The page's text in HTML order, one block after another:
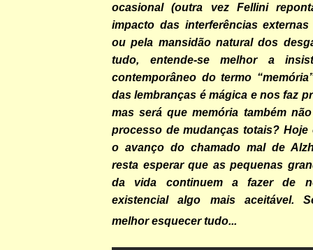
ocasional (outra vez Fellini
impacto das interferências externas
ou pela mansidão natural dos
tudo, entende-se melhor a
contemporâneo do termo
das lembranças é mágica e nos faz
mas será que memória também
processo de mudanças totais? Hoje
o avanço do chamado mal de
resta esperar que as pequenas
da vida continuem a fazer de
existencial algo mais aceitável.
melhor esquecer tudo...